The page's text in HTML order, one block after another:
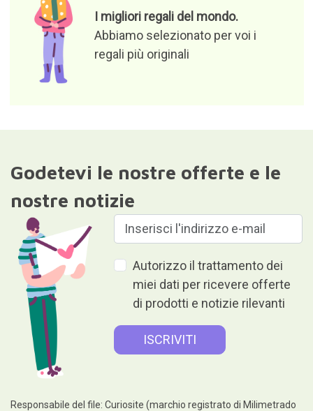
I migliori regali del mondo.
Abbiamo selezionato per voi i
regali più originali
Godetevi le nostre offerte e le
nostre notizie
Autorizzo il trattamento dei
miei dati per ricevere offerte
di prodotti e notizie rilevanti
Responsabile del file: Curiosite (marchio registrato di Milimetrado